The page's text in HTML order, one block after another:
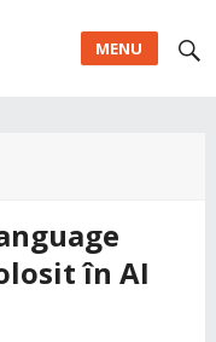
MENU
în AI